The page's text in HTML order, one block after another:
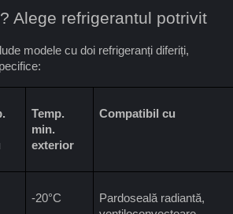
Alege refrigerantul potrivit
modele cu doi refrigeranți diferiți,
Temp.
min.
exterior
Compatibil cu
-20°C
Pardoseală radiantă,